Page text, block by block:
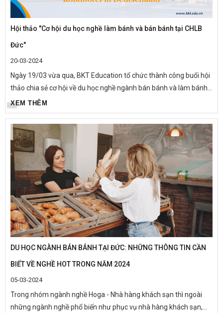
Hội thảo "Cơ hội du học nghề làm bánh và bán bánh tại CHLB
Đức"
20-03-2024
Ngày 19/03 vừa qua, BKT Education tổ chức thành công buổi hội
thảo chia sẻ cơ hội về du học nghề ngành bán bánh và làm bánh
cùng tập đoàn MAUEL 1883 và Drei Ähren Bäckerei GmbH.
Buổi...
XEM THÊM
DU HỌC NGÀNH BÁN BÁNH TẠI ĐỨC: NHỮNG THÔNG TIN CẦN
BIẾT VỀ NGHỀ HOT TRONG NĂM 2024
05-03-2024
Trong nhóm ngành nghề Hoga - Nhà hàng khách sạn thì ngoài
những ngành nghề phổ biến như phục vụ nhà hàng khách sạn,